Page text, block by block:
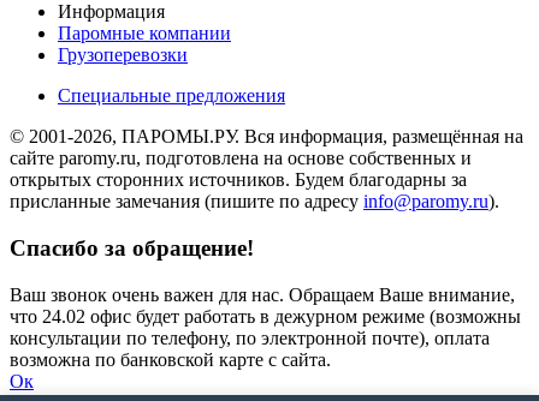
Информация
Паромные компании
Грузоперевозки
Специальные предложения
© 2001-2026, ПАРОМЫ.РУ. Вся информация, размещённая на
сайте paromy.ru, подготовлена на основе собственных и
открытых сторонних источников. Будем благодарны за
присланные замечания (пишите по адресу info@paromy.ru).
Спасибо за обращение!
Ваш звонок очень важен для нас. Обращаем Ваше внимание,
что 24.02 офис будет работать в дежурном режиме (возможны
консультации по телефону, по электронной почте), оплата
возможна по банковской карте с сайта.
Ок